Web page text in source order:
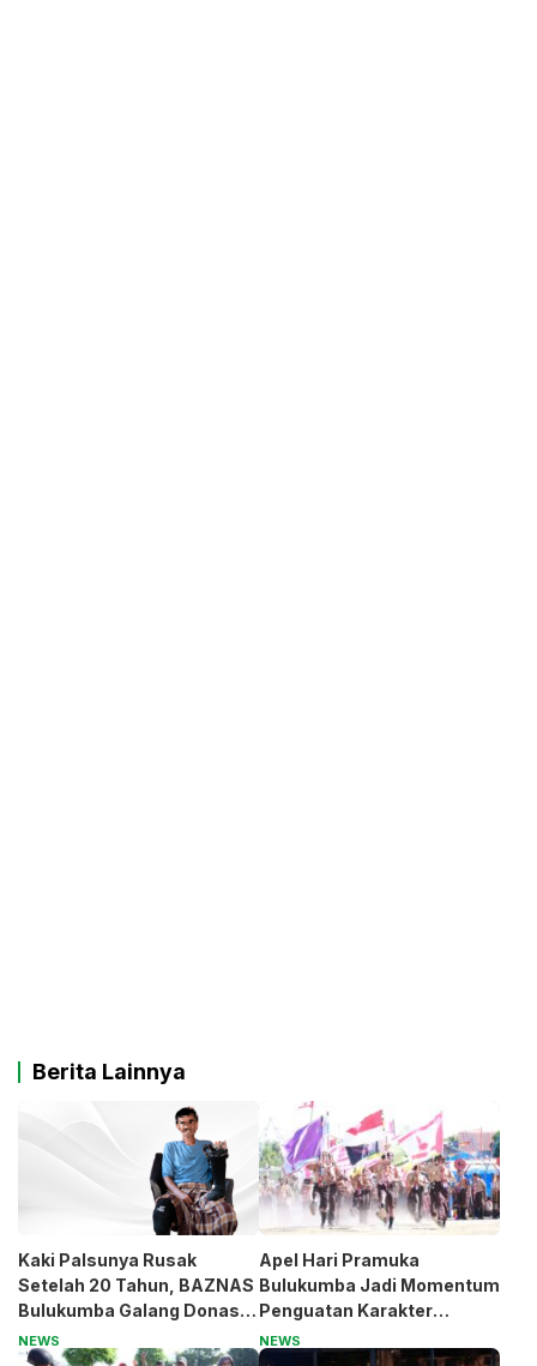
Berita Lainnya
Kaki Palsunya Rusak
Setelah 20 Tahun, BAZNAS
Bulukumba Galang Donasi
untuk Pak Pardi
NEWS
Apel Hari Pramuka
Bulukumba Jadi Momentum
Penguatan Karakter
Generasi Muda
NEWS